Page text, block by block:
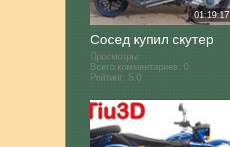
01:19:17
Сосед купил скутер
Просмотры:
Всего комментариев: 0
Рейтинг: 5.0